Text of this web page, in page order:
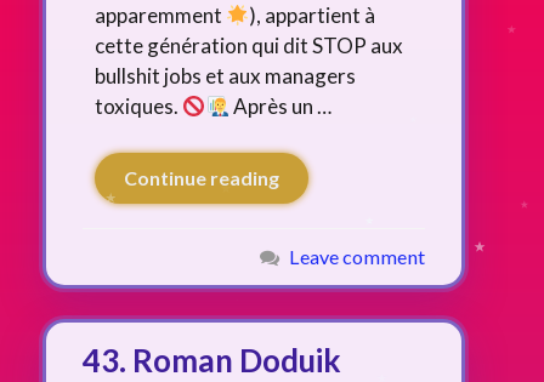
apparemment
), appartient à
cette génération qui dit STOP aux
bullshit jobs et aux managers
toxiques.
Après un …
Continue reading
Leave comment
43. Roman Doduik